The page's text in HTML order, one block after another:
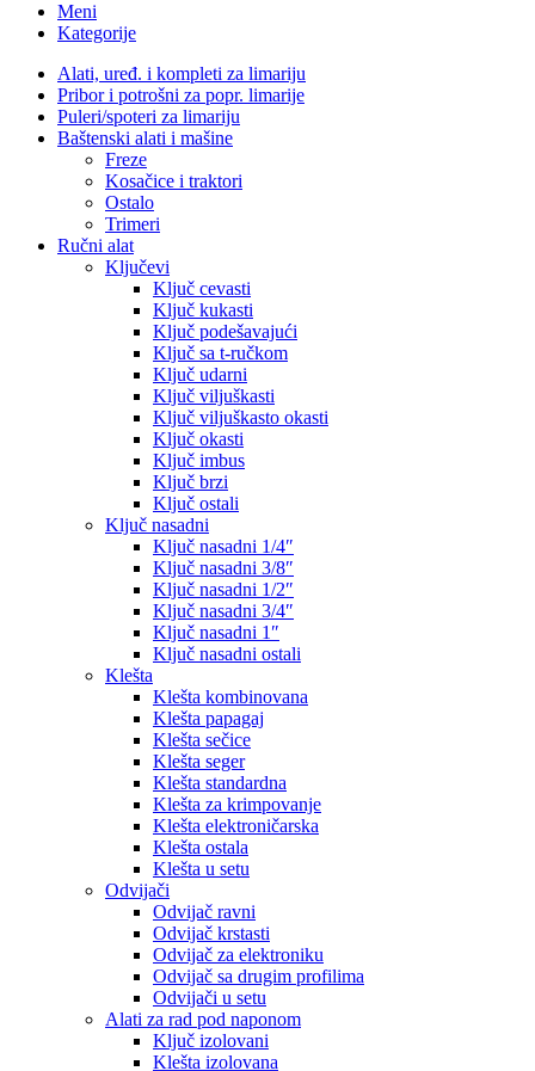
Meni
Kategorije
Alati, uređ. i kompleti za limariju
Pribor i potrošni za popr. limarije
Puleri/spoteri za limariju
Baštenski alati i mašine
Freze
Kosačice i traktori
Ostalo
Trimeri
Ručni alat
Ključevi
Ključ cevasti
Ključ kukasti
Ključ podešavajući
Ključ sa t-ručkom
Ključ udarni
Ključ viljuškasti
Ključ viljuškasto okasti
Ključ okasti
Ključ imbus
Ključ brzi
Ključ ostali
Ključ nasadni
Ključ nasadni 1/4″
Ključ nasadni 3/8″
Ključ nasadni 1/2″
Ključ nasadni 3/4″
Ključ nasadni 1″
Ključ nasadni ostali
Klešta
Klešta kombinovana
Klešta papagaj
Klešta sečice
Klešta seger
Klešta standardna
Klešta za krimpovanje
Klešta elektroničarska
Klešta ostala
Klešta u setu
Odvijači
Odvijač ravni
Odvijač krstasti
Odvijač za elektroniku
Odvijač sa drugim profilima
Odvijači u setu
Alati za rad pod naponom
Ključ izolovani
Klešta izolovana